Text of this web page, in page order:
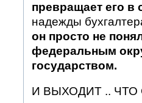
превращает его в
надежды
он просто не
федеральным
государством.
И ВЫХОДИТ .. ЧТО